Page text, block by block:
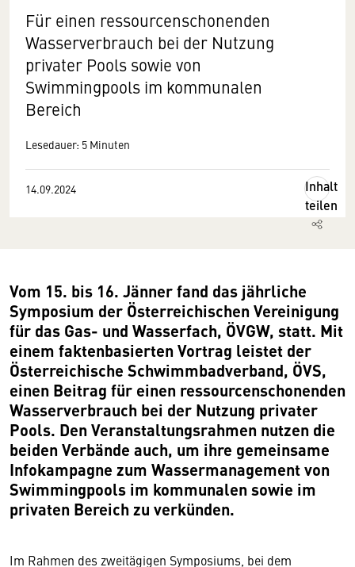
Für einen ressourcen­schonenden
Wasser­verbrauch bei der Nutzung
privater Pools sowie von
Swimmingpools im kommunalen
Bereich
Lesedauer: 5 Minuten
14.09.2024
Inhalt
teilen
Vom 15. bis 16. Jänner fand das jährliche
Symposium der Österreichischen Vereinigung
für das Gas- und Wasserfach, ÖVGW, statt. Mit
einem faktenbasierten Vortrag leistet der
Österreichische Schwimmbadverband, ÖVS,
einen Beitrag für einen ressourcenschonenden
Wasserverbrauch bei der Nutzung privater
Pools. Den Veranstaltungsrahmen nutzen die
beiden Verbände auch, um ihre gemeinsame
Infokampagne zum Wassermanagement von
Swimmingpools im kommunalen sowie im
privaten Bereich zu verkünden.
Im Rahmen des zweitägigen Symposiums, bei dem